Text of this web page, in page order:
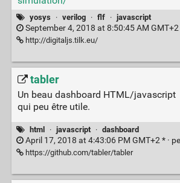
yosys · verilog · flf · javascript
September 4, 2018 at 8:50:45 AM GMT+2
http://digitaljs.tilk.eu/
tabler
Un beau dashboard HTML/javascript
qui peu être utile.
html · javascript · dashboard
April 17, 2018 at 4:43:06 PM GMT+2 * ·
https://github.com/tabler/tabler